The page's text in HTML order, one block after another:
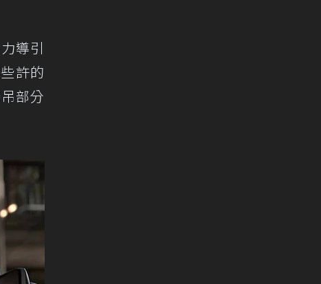
導引
許的
部分